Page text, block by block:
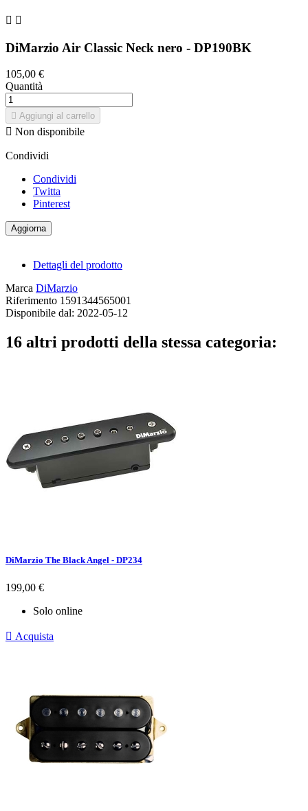
 
DiMarzio Air Classic Neck nero - DP190BK
105,00 €
Quantità
 Aggiungi al carrello
 Non disponibile
Condividi
Condividi
Twitta
Pinterest
Dettagli del prodotto
Marca DiMarzio
Riferimento 1591344565001
Disponibile dal: 2022-05-12
16 altri prodotti della stessa categoria:
DiMarzio The Black Angel - DP234
Prezzo
199,00 €
Solo online
 Acquista